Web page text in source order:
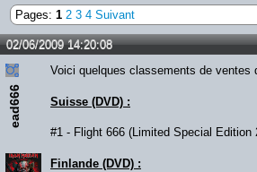
Pages: 1 2 3 4 Suivant
02/06/2009 14:20:08
ead666
Voici quelques classements de ventes
Suisse (DVD) :
#1 - Flight 666 (Limited Special Edition
Finlande (DVD) :